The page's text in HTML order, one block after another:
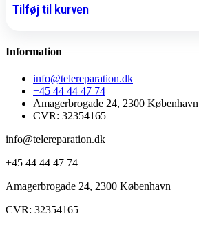
Tilføj til kurven
Information
info@telereparation.dk
+45 44 44 47 74
Amagerbrogade 24, 2300 København
CVR: 32354165
info@telereparation.dk
+45 44 44 47 74
Amagerbrogade 24, 2300 København
CVR: 32354165